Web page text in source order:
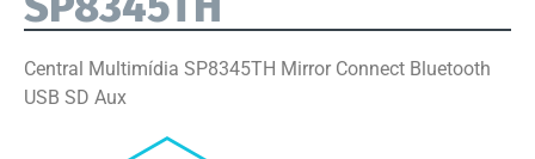
Central Multimídia SP8345TH Mirror Connect Bluetooth
USB SD Aux